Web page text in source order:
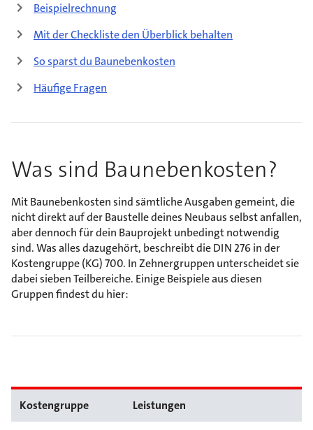
Beispielrechnung
Mit der Checkliste den Überblick behalten
So sparst du Baunebenkosten
Häufige Fragen
Was sind Baunebenkosten?
Mit Baunebenkosten sind sämtliche Ausgaben gemeint, die
nicht direkt auf der Baustelle deines Neubaus selbst anfallen,
aber dennoch für dein Bauprojekt unbedingt notwendig
sind. Was alles dazugehört, beschreibt die DIN 276 in der
Kostengruppe (KG) 700. In Zehnergruppen unterscheidet sie
dabei sieben Teilbereiche. Einige Beispiele aus diesen
Gruppen findest du hier:
Kostengruppe Leistungen